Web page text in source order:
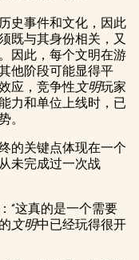
史事件和文化，因此
既与其身份相关，又
因此，每个文明在游
他阶段可能显得平
应，竞争性文明玩家
力和单位上线时，已
。
的关键点体现在一个
未完成过一次战
“这真的是一个需要
文明中已经玩得很开